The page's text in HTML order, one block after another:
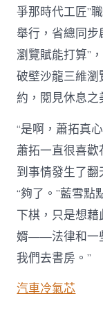
爭那時代工匠”
舉行，省總同步
瀏覽賦能打算”
破壁沙龍三維瀏
約，閱見休息之
“是啊，蕭拓真
蕭拓一直很喜
到事情發生了翻
“夠了。”藍雪
下棋，只是想
婿——法律和一
我們去書房。”
汽車冷氣芯